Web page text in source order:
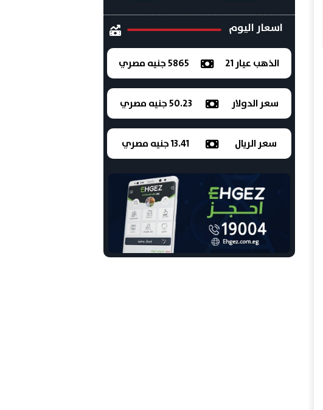
اسعار اليوم
الذهب عيار 21 5865 جنيه مصري
سعر الدولار 50.23 جنيه مصري
سعر الريال 13.41 جنيه مصري